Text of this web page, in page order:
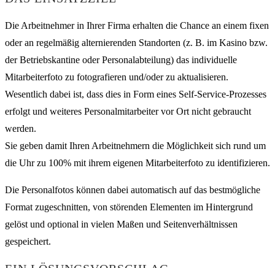
Die Arbeitnehmer in Ihrer Firma erhalten die Chance an einem fixen
oder an regelmäßig alternierenden Standorten (z. B. im Kasino bzw.
der Betriebskantine oder Personalabteilung) das individuelle
Mitarbeiterfoto zu fotografieren und/oder zu aktualisieren.
Wesentlich dabei ist, dass dies in Form eines Self-Service-Prozesses
erfolgt und weiteres Personalmitarbeiter vor Ort nicht gebraucht
werden.
Sie geben damit Ihren Arbeitnehmern die Möglichkeit sich rund um
die Uhr zu 100% mit ihrem eigenen Mitarbeiterfoto zu identifizieren.
Die Personalfotos können dabei automatisch auf das bestmögliche
Format zugeschnitten, von störenden Elementen im Hintergrund
gelöst und optional in vielen Maßen und Seitenverhältnissen
gespeichert.